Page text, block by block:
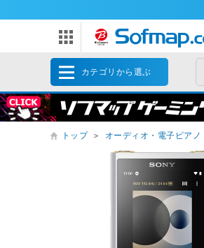
カテゴリから選ぶ
トップ ＞ オーディオ・電子ピアノ